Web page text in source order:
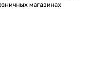
магазинах